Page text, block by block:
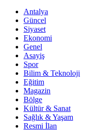
Antalya
Güncel
Siyaset
Ekonomi
Genel
Asayiş
Spor
Bilim & Teknoloji
Eğitim
Magazin
Bölge
Kültür & Sanat
Sağlık & Yaşam
Resmi İlan